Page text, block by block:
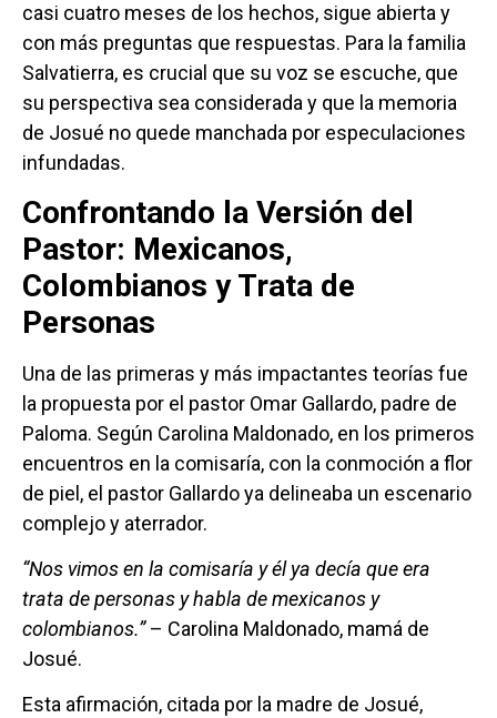
casi cuatro meses de los hechos, sigue abierta y
con más preguntas que respuestas. Para la familia
Salvatierra, es crucial que su voz se escuche, que
su perspectiva sea considerada y que la memoria
de Josué no quede manchada por especulaciones
infundadas.
Confrontando la Versión del
Pastor: Mexicanos,
Colombianos y Trata de
Personas
Una de las primeras y más impactantes teorías fue
la propuesta por el pastor Omar Gallardo, padre de
Paloma. Según Carolina Maldonado, en los primeros
encuentros en la comisaría, con la conmoción a flor
de piel, el pastor Gallardo ya delineaba un escenario
complejo y aterrador.
“Nos vimos en la comisaría y él ya decía que era
trata de personas y habla de mexicanos y
colombianos.”– Carolina Maldonado, mamá de
Josué.
Esta afirmación, citada por la madre de Josué,